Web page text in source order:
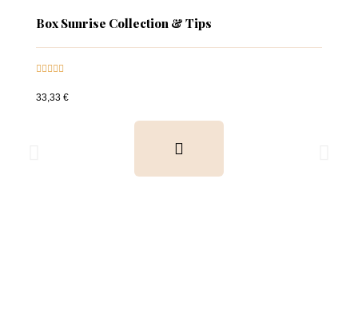
Box Sunrise Collection & Tips

33,33 €